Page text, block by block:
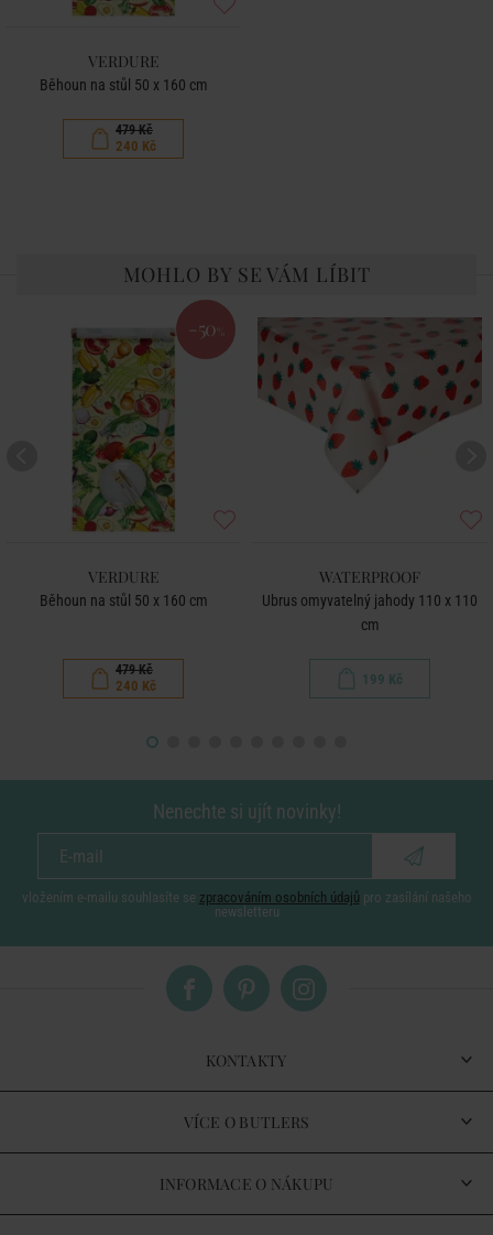
VERDURE
Běhoun na stůl 50 x 160 cm
479 Kč
240 Kč
MOHLO BY SE VÁM LÍBIT
-50 %
VERDURE
Běhoun na stůl 50 x 160 cm
479 Kč
240 Kč
WATERPROOF
Ubrus omyvatelný jahody 110 x 110
cm
199 Kč
Nenechte si ujít novinky!
vložením e-mailu souhlasíte se zpracováním osobních údajů pro zasílání našeho
newsletteru
KONTAKTY
VÍCE O BUTLERS
INFORMACE O NÁKUPU